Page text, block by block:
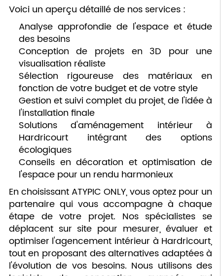
Voici un aperçu détaillé de nos services :
Analyse approfondie de l'espace et étude
des besoins
Conception de projets en 3D pour une
visualisation réaliste
Sélection rigoureuse des matériaux en
fonction de votre budget et de votre style
Gestion et suivi complet du projet, de l'idée à
l'installation finale
Solutions d'aménagement intérieur à
Hardricourt intégrant des options
écologiques
Conseils en décoration et optimisation de
l'espace pour un rendu harmonieux
En choisissant ATYPIC ONLY, vous optez pour un
partenaire qui vous accompagne à chaque
étape de votre projet. Nos spécialistes se
déplacent sur site pour mesurer, évaluer et
optimiser l'agencement intérieur à Hardricourt,
tout en proposant des alternatives adaptées à
l'évolution de vos besoins. Nous utilisons des